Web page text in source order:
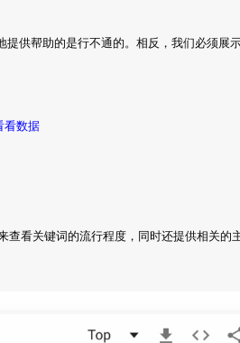
供帮助的是行不通的。相反，我们必须展
看数据
看关键词的流行程度，同时还提供相关的